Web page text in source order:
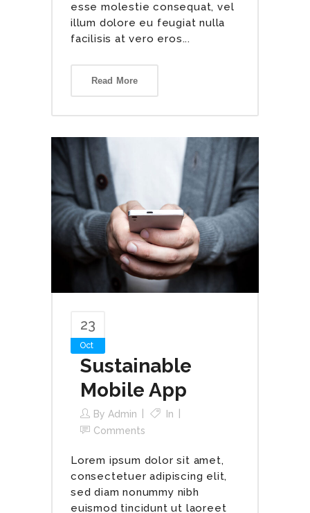
esse molestie consequat, vel
illum dolore eu feugiat nulla
facilisis at vero eros...
Read More
23
Oct
Sustainable
Mobile App
By Admin
In
Comments
Lorem ipsum dolor sit amet,
consectetuer adipiscing elit,
sed diam nonummy nibh
euismod tincidunt ut laoreet